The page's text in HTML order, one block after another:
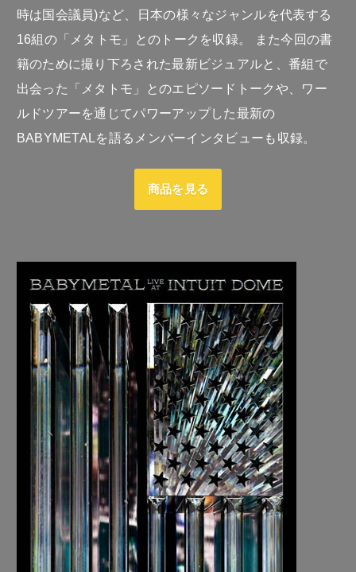
時は国会議員)など、日本の様々なジャンルを代表する
16組の「メタトモ」とのトークを収録。 また今回の書
籍のために撮り下ろされた最新ビジュアルと、番組で
出会った「メタトモ」とのエピソードトークや、ワー
ルドツアーを通じてパワーアップした最新の
BABYMETALを語るメンバーインタビューも収録。
商品を見る